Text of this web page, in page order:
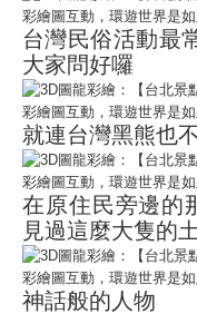
台灣民俗活動最
大家問好囉
就連台灣黑熊也
在原住民旁邊的
見過這麼大隻的
神話般的人物